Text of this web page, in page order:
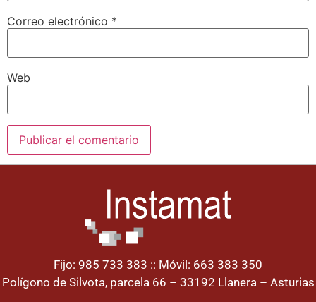
Correo electrónico *
Web
Fijo: 985 733 383 :: Móvil: 663 383 350
Polígono de Silvota, parcela 66 – 33192 Llanera – Asturias